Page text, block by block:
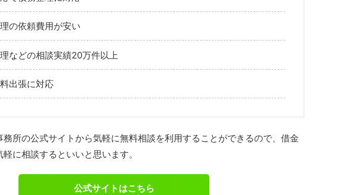
の依頼費用が安い
などの相談実績20万件以上
出張に対応
所の公式サイトから気軽に無料相談を利用することができるので、借金
に相談するといいと思います。
公式サイトはこちら